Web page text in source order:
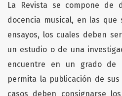
La Revista se compone de
docencia musical, en las
ensayos, los cuales deben
un estudio o de una
encuentre en un grado de
permita la publicación de
casos deben consignarse